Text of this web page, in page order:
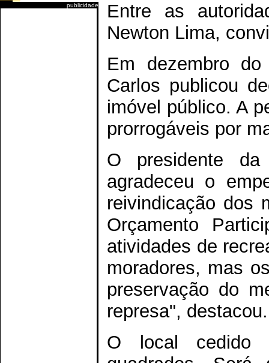
publicidade
Entre as
Newton Lima,
Em dezembro
Carlos publicou
imóvel público. A
prorrogáveis por
O presidente da
agradeceu o
reivindicação dos
Orçamento
atividades de
moradores, mas
preservação do
represa", destacou.
O local cedido